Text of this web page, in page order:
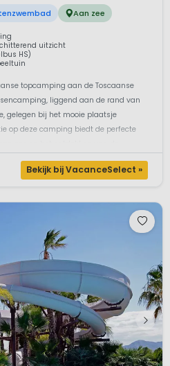
Aan zee
uitzicht
HS)
topcamping aan de Toscaanse
liggend aan de rand van
gelegen bij het mooie plaatsje
op deze camping biedt de perfecte
Bekijk bij VacanceSelect »